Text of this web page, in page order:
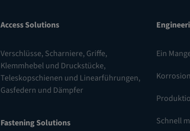
Access Solutions
Verschlüsse, Scharniere, Griffe,
Klemmhebel und Druckstücke,
Teleskopschienen und Linearführungen,
Gasfedern und Dämpfer
Fastening Solutions
Ein
Schnell